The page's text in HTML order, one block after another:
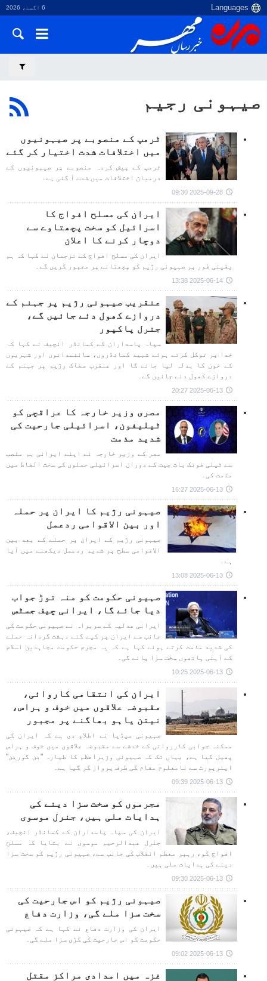
6 اگست، 2026
صیہونی رجیم
ٹرمپ کے منصوبے پر صیہونیوں
میں اختلافات شدت اختیار کر گئے
ٹرمپ کے پیش کردہ منصوبے پر صیہونیوں کے
درمیان اختلافات میں شدت آ گئی ہے۔
2025-09-28 09:30
ایران کی مسلح افواج کا
اسرائیل کو سخت پچھتاوے سے
دوچار کرنے کا اعلان
ایران کی مسلح افواج کے ترجمان نے کہا کہ ہم
یقینی طور پر صہیونی رژیم کو پچھتانے پر مجبور کریں گے۔
2025-06-14 13:38
عنقریب صیہونی رژیم پر جہنم کے
دروازے کھول دئے جائیں گے،
جنرل پاکپور
سپاہ پاسداران کے کمانڈر انچیف نے کہا کہ
خدا پر توکل کرتے ہوئے شہید کمانڈروں، سائنسدانوں اور شہریوں
کے خون کا بدلہ لیا جائے گا اور عنقرب سفاک رژیم پر جہنم کے
دروازے کھول دئے جائیں گے۔
2025-06-13 20:27
مصری وزیر خارجہ کا عراقچی کو
ٹیلیفون، اسرائیلی جارحیت کی
شدید مذمت
مصر کے وزیر خارجہ نے اپنے ایرانی ہم منصب
سے ٹیلی فونک بات چیت کے دوران اسرائیلی حملوں کی سخت الفاظ میں
مذمت کی۔
2025-06-13 16:27
صیہونی رژیم کا ایران پر حملہ
اور بین الاقوامی ردعمل
صیہونی رژیم کے ایران پر حملے کے بعد بین
الاقوامی سطح پر شدید ردعمل دیکھنے میں آیا
ہے۔
2025-06-13 13:08
صہیونی حکومت کو منہ توڑ جواب
دیا جائے گا، ایرانی چیف جسٹس
ایرانی عدلیہ کے سربراہ نے صہیونی حکومت کی
جانب سے ایران پر کیے گئے دہشت گردانہ حملے
کی شدید مذمت کرتے ہوئے کہا ہے کہ یہ مجرم حکومت مجاہدین اسلام
کے آہنی ہاتھوں سخت سزا پائے گی۔
2025-06-13 10:25
ایران کی انتقامی کاروائی،
مقبوضہ علاقوں میں خوف و ہراس،
نیتن یاہو بھاگنے پر مجبور
صہیونی میڈیا نے اطلاع دی ہے کہ ایران کی
ممکنہ جوابی کارروائی کے خدشے سے مقبوضہ علاقوں میں خوف و ہراس
پھیل گیا ہے، یہاں تک کہ صہیونی وزیراعظم کا طیارہ "بن گورین"
ایئرپورٹ سے نامعلوم مقام کی طرف پرواز کر گیا ہے۔
2025-06-13 09:39
مجرموں کو سخت سزا دینے کی
ہدایات ملی ہیں، جنرل موسوی
ایران کی سپاہ پاسداران کے کمانڈر انچیف،
جنرل عبدالرحیم موسوی نے بتایا کہ مسلح
افواج کو، رہبر معظم انقلاب کی جانب سے، صہیونی رژیم کو سخت سزا
دینے کی ہدایات ملی ہیں۔
2025-06-13 09:30
صیہونی رژیم کو اس جارحیت کی
سخت سزا ملے گی، وزارت دفاع
ایران کی وزارت دفاع نے کہا ہے کہ صیہونی
حکومت کو اس جارحیت کی کڑی سزا ملے گی۔
2025-06-13 09:02
غزہ میں امدادی مراکز مقتل